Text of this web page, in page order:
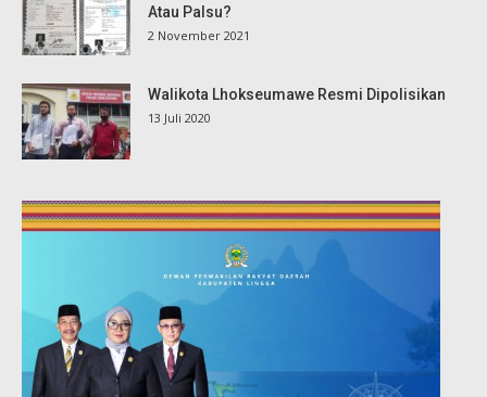
Atau Palsu?
2 November 2021
Walikota Lhokseumawe Resmi Dipolisikan
13 Juli 2020